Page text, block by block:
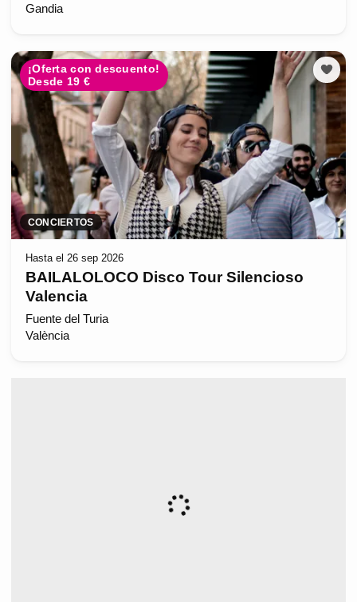
Gandia
¡Oferta con descuento!
Desde 19 €
CONCIERTOS
Hasta el 26 sep 2026
BAILALOLOCO Disco Tour Silencioso
Valencia
Fuente del Turia
València